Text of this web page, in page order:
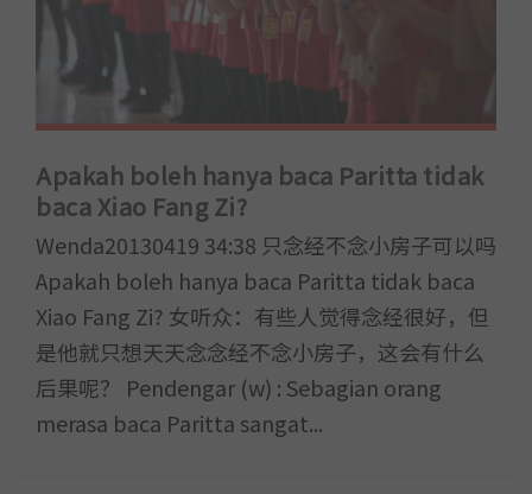
Apakah boleh hanya baca Paritta tidak
baca Xiao Fang Zi?
Wenda20130419 34:38 只念经不念小房子可以吗
Apakah boleh hanya baca Paritta tidak baca
Xiao Fang Zi? 女听众：有些人觉得念经很好，但
是他就只想天天念念经不念小房子，这会有什么
后果呢？ Pendengar (w) : Sebagian orang
merasa baca Paritta sangat...